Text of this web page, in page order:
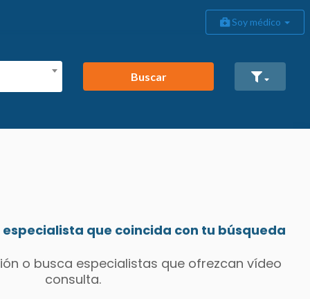
Soy médico
Buscar
que coincida con tu búsqueda
o busca especialistas que ofrezcan vídeo
consulta.